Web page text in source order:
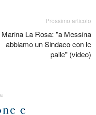
Prossimo articolo
Marina La Rosa: "a Messina
abbiamo un Sindaco con le
palle" (video)